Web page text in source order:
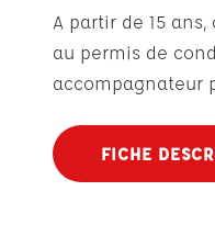
A partir de 15
au permis de
accompagnateur
FICHE